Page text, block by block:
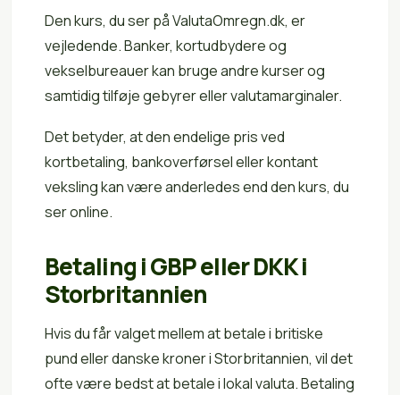
Den kurs, du ser på ValutaOmregn.dk, er
vejledende. Banker, kortudbydere og
vekselbureauer kan bruge andre kurser og
samtidig tilføje gebyrer eller valutamarginaler.
Det betyder, at den endelige pris ved
kortbetaling, bankoverførsel eller kontant
veksling kan være anderledes end den kurs, du
ser online.
Betaling i GBP eller DKK i
Storbritannien
Hvis du får valget mellem at betale i britiske
pund eller danske kroner i Storbritannien, vil det
ofte være bedst at betale i lokal valuta. Betaling